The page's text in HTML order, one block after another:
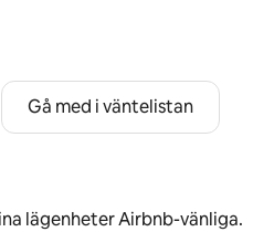
Gå med i väntelistan
lägenheter Airbnb-vänliga.